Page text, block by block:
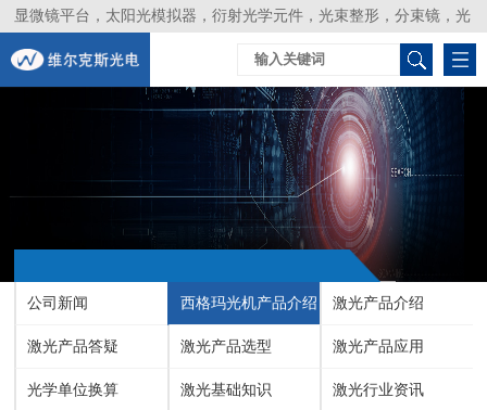
显微镜平台，太阳光模拟器，衍射光学元件，光束整形，分束镜，光
谱仪，生物激光器，光束分析仪，Layertec
公司新闻 西格玛光机产品介绍 激光产品介绍
激光产品答疑 激光产品选型 激光产品应用
光学单位换算 激光基础知识 激光行业资讯